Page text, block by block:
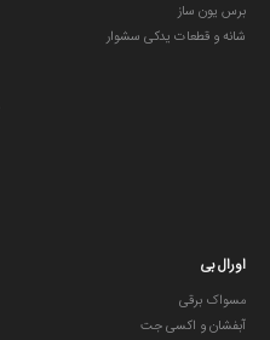
برس یون ساز
شانه و قطعات یدکی سشوار
اورال بی
مسواک برقی
آبفشان و اکسی جت